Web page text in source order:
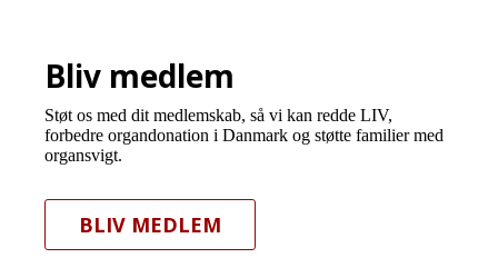
Bliv medlem
Støt os med dit medlemskab, så vi kan redde LIV,
forbedre organdonation i Danmark og støtte familier med
organsvigt.
BLIV MEDLEM